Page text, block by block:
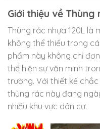
Giới thiệu về Thùng
Thùng rác nhựa 120L là
không thể thiếu trong
phẩm này không chỉ
thể hiện sự văn minh
trường. Với thiết kế
thùng rác này đang
nhiều khu vực dân cư.